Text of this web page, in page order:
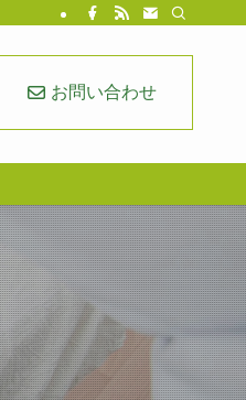
お問い合わせ